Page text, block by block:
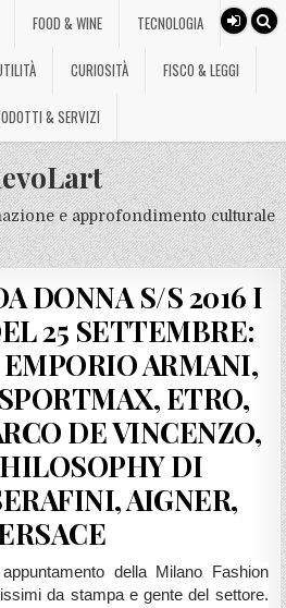
FOOD & WINE TECNOLOGIA
CURIOSITÀ FISCO & LEGGI
& SERVIZI
e approfondimento culturale
DONNA S/S 2016 I
25 SETTEMBRE:
ARMANI,
ETRO,
DE VINCENZO,
DI
AIGNER,
della Milano Fashion
da stampa e gente del settore.